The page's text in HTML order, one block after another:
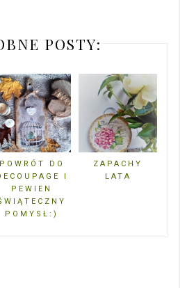
POSTY:
POWRÓT DO
I
PEWIEN
POMYSŁ:)
ZAPACHY
LATA